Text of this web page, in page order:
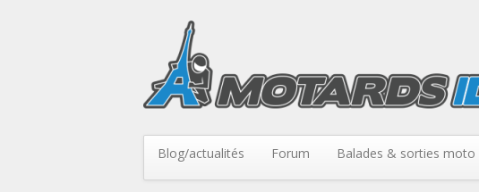
Blog/actualités Forum Balades & sorties moto